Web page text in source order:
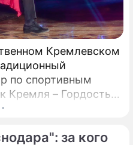
Кремлевском
по спортивным
Кремля – Гордость
Танцевального
за кого